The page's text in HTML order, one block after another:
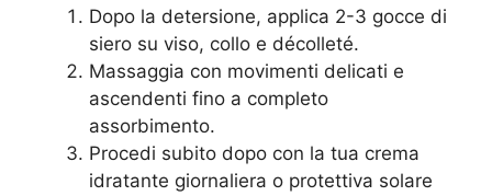
Dopo la detersione, applica 2-3 gocce di
siero su viso, collo e décolleté.
Massaggia con movimenti delicati e
ascendenti fino a completo
assorbimento.
Procedi subito dopo con la tua crema
idratante giornaliera o protettiva solare